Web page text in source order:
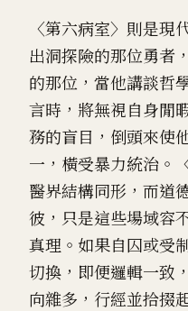
〈第六病室〉則是現
出洞探險的那位勇者
的那位，當他講談哲
言時，將無視自身閒
務的盲目，倒頭來使
一，橫受暴力統治。
醫界結構同形，而道
彼，只是這些場域容
真理。如果自囚或受
切換，即便邏輯一致
向雜多，行經並拾掇